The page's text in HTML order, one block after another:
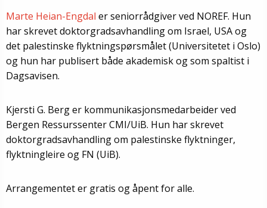
Marte Heian-Engdal er seniorrådgiver ved NOREF. Hun
har skrevet doktorgradsavhandling om Israel, USA og
det palestinske flyktningspørsmålet (Universitetet i Oslo)
og hun har publisert både akademisk og som spaltist i
Dagsavisen.
Kjersti G. Berg er kommunikasjonsmedarbeider ved
Bergen Ressurssenter CMI/UiB. Hun har skrevet
doktorgradsavhandling om palestinske flyktninger,
flyktningleire og FN (UiB).
Arrangementet er gratis og åpent for alle.